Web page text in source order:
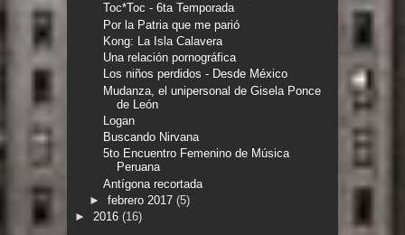
Toc*Toc - 6ta Temporada
Por la Patria que me parió
Kong: La Isla Calavera
Una relación pornográfica
Los niños perdidos - Desde México
Mudanza, el unipersonal de Gisela Ponce
de León
Logan
Buscando Nirvana
5to Encuentro Femenino de Música
Peruana
Antígona recortada
► febrero 2017 (5)
► 2016 (16)